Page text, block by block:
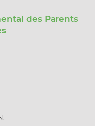
des Parents